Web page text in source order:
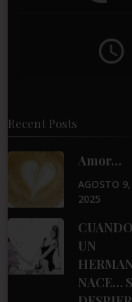
Recent Posts
Amor…
AGOSTO 9,
2025
CUANDO
UN
NACE…